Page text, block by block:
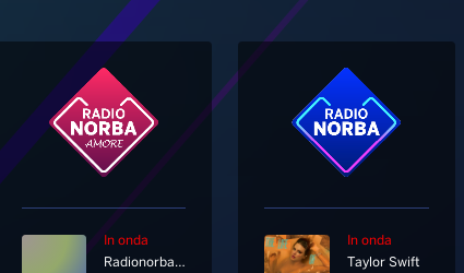
In onda
Radionorba News
In onda
Taylor Swift